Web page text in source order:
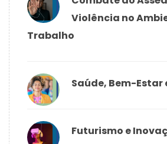
Violência no
Trabalho
Saúde, Bem-Estar
Futurismo e